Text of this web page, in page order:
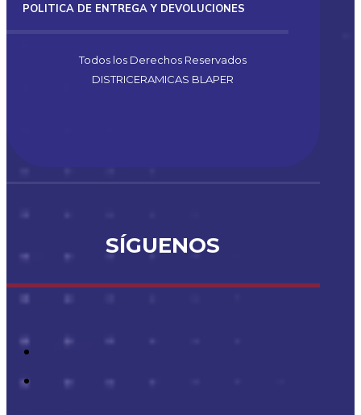
POLITICA DE ENTREGA Y DEVOLUCIONES
Todos los Derechos Reservados
DISTRICERAMICAS BLAPER
SÍGUENOS